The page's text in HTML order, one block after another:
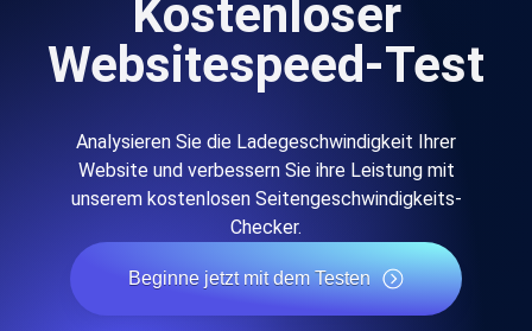
Kostenloser
Websitespeed-Test
Analysieren Sie die Ladegeschwindigkeit Ihrer
Website und verbessern Sie ihre Leistung mit
unserem kostenlosen Seitengeschwindigkeits-
Checker.
Beginne jetzt mit dem Testen